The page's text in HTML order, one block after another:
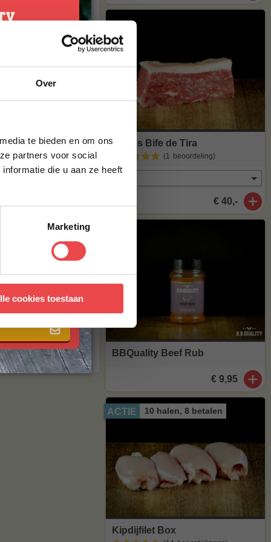
Over
te bieden en om ons
partners voor social
die u aan ze heeft
Marketing
cookies toestaan
potten
al heerlijk van
op
van
. Staat
een mailtje
Angus Bife de Tira
(1 beoordeling)
€ 40,-
BBQuality Beef Rub
€ 9,95
ACTIE 10 halen, 8 betalen
Kipdijfilet Box